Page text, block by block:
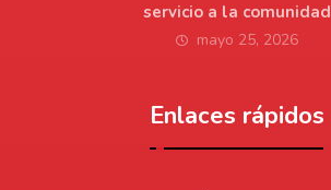
servicio a la comunidad
mayo 25, 2026
Enlaces rápidos